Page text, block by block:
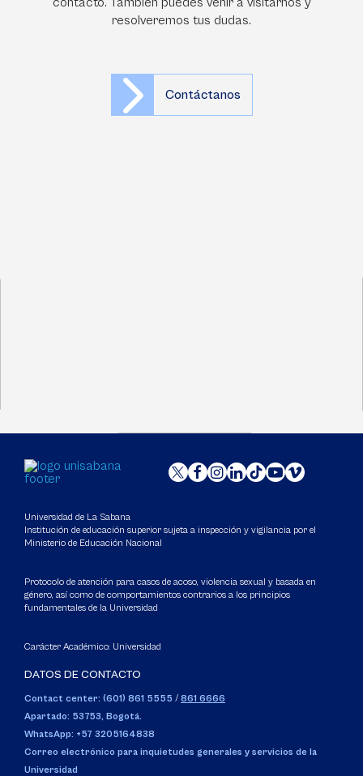
resolveremos tus dudas.
Contáctanos
Universidad de La Sabana
Institución de educación superior sujeta a inspección y vigilancia por el
Ministerio de Educación Nacional
Protocolo de atención para casos de acoso, violencia sexual y basada en
género, así como de comportamientos contrarios a los principios
fundamentales de la Universidad
Carácter Académico: Universidad
DATOS DE CONTACTO
Contact center: (601) 861 5555 / 861 6666
Apartado: 53753, Bogotá.
WhatsApp: +57 3205164838
Correo electrónico para inquietudes generales y servicios de la
Universidad